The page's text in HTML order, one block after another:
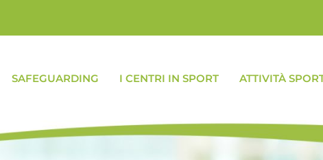
SAFEGUARDING I CENTRI IN SPORT ATTIVITÀ